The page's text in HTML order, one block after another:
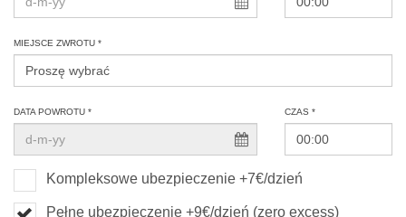
MIEJSCE ZWROTU *
DATA POWROTU * CZAS *
Kompleksowe ubezpieczenie +7€/dzień
Pełne ubezpieczenie +9€/dzień (zero excess)